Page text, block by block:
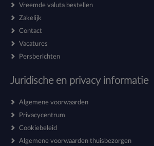
Vreemde valuta bestellen
Zakelijk
Contact
Vacatures
Persberichten
Juridische en privacy informatie
Algemene voorwaarden
Privacycentrum
Cookiebeleid
Algemene voorwaarden thuisbezorgen